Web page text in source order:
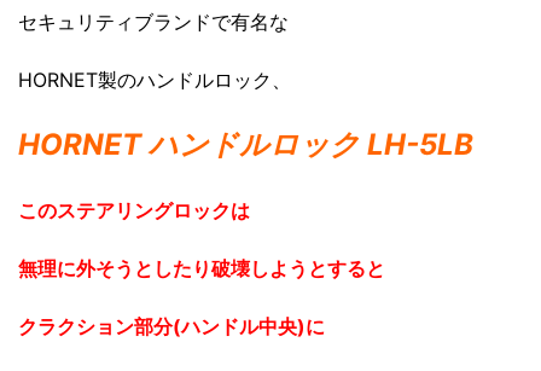
セキュリティブランドで有名な
HORNET製のハンドルロック、
HORNET ハンドルロック LH-5LB
このステアリングロックは
無理に外そうとしたり破壊しようとすると
クラクション部分(ハンドル中央)に